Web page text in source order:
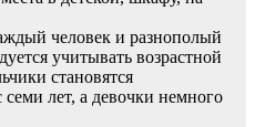
человек и разнополый
учитывать возрастной
становятся
лет, а девочки немного